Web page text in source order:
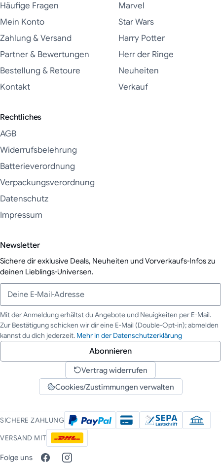
Häufige Fragen
Mein Konto
Zahlung & Versand
Partner & Bewertungen
Bestellung & Retoure
Kontakt
Marvel
Star Wars
Harry Potter
Herr der Ringe
Neuheiten
Verkauf
Rechtliches
AGB
Widerrufsbelehrung
Batterieverordnung
Verpackungsverordnung
Datenschutz
Impressum
Newsletter
Sichere dir exklusive Deals, Neuheiten und Vorverkaufs-Infos zu
deinen Lieblings-Universen.
Deine E-Mail-Adresse
Mit der Anmeldung erhältst du Angebote und Neuigkeiten per E-Mail.
Zur Bestätigung schicken wir dir eine E-Mail (Double-Opt-in); abmelden
kannst du dich jederzeit. Mehr in der Datenschutzerklärung
Abonnieren
Vertrag widerrufen
Cookies/Zustimmungen verwalten
SICHERE ZAHLUNG
VERSAND MIT
Folge uns